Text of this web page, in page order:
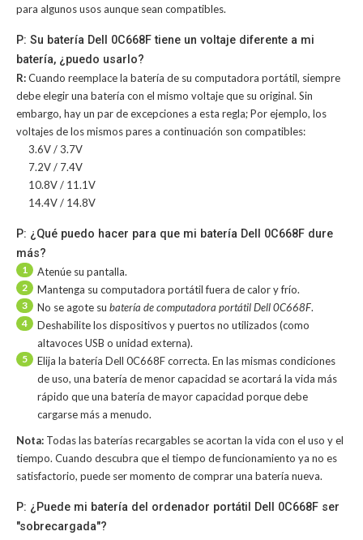
para algunos usos aunque sean compatibles.
P: Su batería Dell 0C668F tiene un voltaje diferente a mi
batería, ¿puedo usarlo?
R:Cuando reemplace la batería de su computadora portátil, siempre
debe elegir una batería con el mismo voltaje que su original. Sin
embargo, hay un par de excepciones a esta regla; Por ejemplo, los
voltajes de los mismos pares a continuación son compatibles:
3.6V / 3.7V
7.2V / 7.4V
10.8V / 11.1V
14.4V / 14.8V
P: ¿Qué puedo hacer para que mi batería Dell 0C668F dure
más?
1 Atenúe su pantalla.
2 Mantenga su computadora portátil fuera de calor y frío.
3 No se agote su batería de computadora portátil Dell 0C668F.
4
Deshabilite los dispositivos y puertos no utilizados (como
altavoces USB o unidad externa).
5
Elija la batería Dell 0C668F correcta. En las mismas condiciones
de uso, una batería de menor capacidad se acortará la vida más
rápido que una batería de mayor capacidad porque debe
cargarse más a menudo.
Nota: Todas las baterías recargables se acortan la vida con el uso y el
tiempo. Cuando descubra que el tiempo de funcionamiento ya no es
satisfactorio, puede ser momento de comprar una batería nueva.
P: ¿Puede mi batería del ordenador portátil Dell 0C668F ser
"sobrecargada"?